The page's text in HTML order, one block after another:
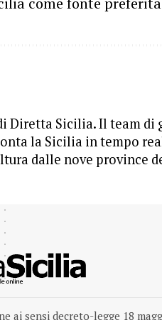
Diretta Sicilia. Il team
la Sicilia in tempo
dalle nove province
ai sensi decreto-legge 18